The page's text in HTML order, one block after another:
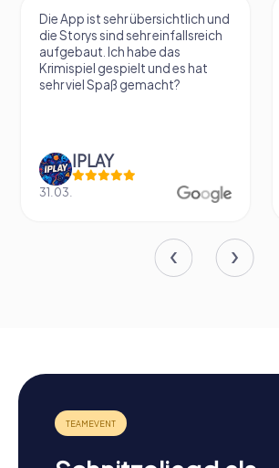
Die App ist sehr übersichtlich und
die Storys sind sehr einfallsreich
aufgebaut. Ich habe das
Krimispiel gespielt und es hat
sehr viel Spaß gemacht?
IPLAY
31.03.